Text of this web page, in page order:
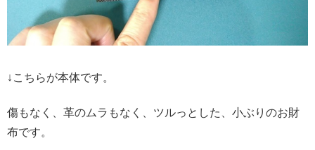
↓こちらが本体です。
傷もなく、革のムラもなく、ツルっとした、小ぶりのお財
布です。